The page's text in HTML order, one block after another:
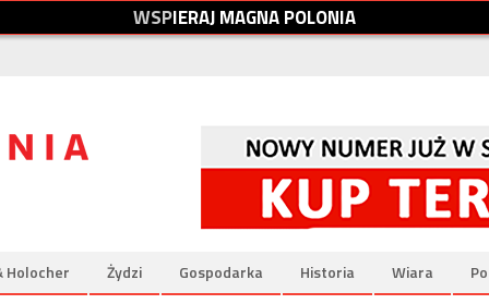
WSPIERAJMAGNAPOLONIA
Holocher Żydzi Gospodarka Historia Wiara